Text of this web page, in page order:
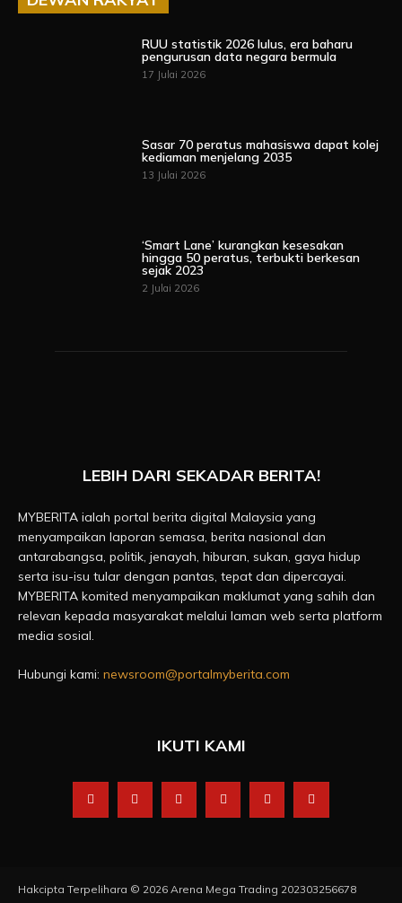
RUU statistik 2026 lulus, era baharu
pengurusan data negara bermula
17 Julai 2026
Sasar 70 peratus mahasiswa dapat kolej
kediaman menjelang 2035
13 Julai 2026
‘Smart Lane’ kurangkan kesesakan
hingga 50 peratus, terbukti berkesan
sejak 2023
2 Julai 2026
LEBIH DARI SEKADAR BERITA!
MYBERITA ialah portal berita digital Malaysia yang
menyampaikan laporan semasa, berita nasional dan
antarabangsa, politik, jenayah, hiburan, sukan, gaya hidup
serta isu-isu tular dengan pantas, tepat dan dipercayai.
MYBERITA komited menyampaikan maklumat yang sahih dan
relevan kepada masyarakat melalui laman web serta platform
media sosial.
Hubungi kami: newsroom@portalmyberita.com
IKUTI KAMI
Hakcipta Terpelihara © 2026 Arena Mega Trading 202303256678